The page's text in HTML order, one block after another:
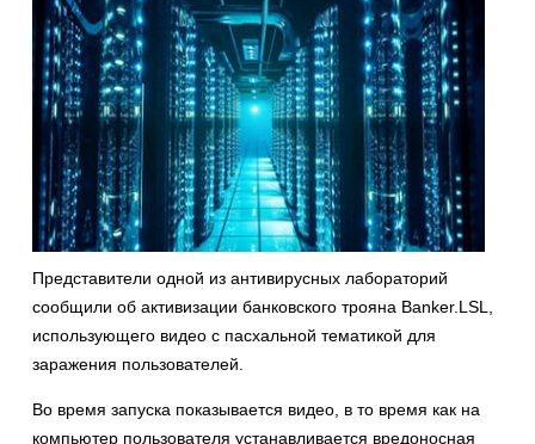
Представители одной из антивирусных лабораторий
сообщили об активизации банковского трояна Banker.LSL,
использующего видео с пасхальной тематикой для
заражения пользователей.
Во время запуска показывается видео, в то время как на
компьютер пользователя устанавливается вредоносная